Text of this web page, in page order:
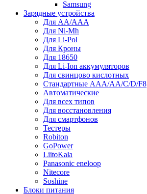
Samsung
Зарядные устройства
Для AA/AAA
Для Ni-Mh
Для Li-Pol
Для Кроны
Для 18650
Для Li-Ion аккумуляторов
Для свинцово кислотных
Стандартные ААА/АА/С/D/F8
Автоматические
Для всех типов
Для восстановления
Для смартфонов
Тестеры
Robiton
GoPower
LiitoKala
Panasonic eneloop
Nitecore
Soshine
Блоки питания